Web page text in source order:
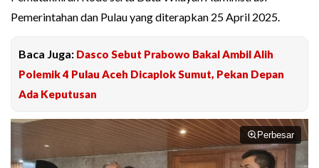
Pemerintahan dan Pulau yang diterapkan 25 April 2025.
Baca Juga: Dasco Sebut Prabowo Bakal Ambil Alih
Polemik 4 Pulau Aceh Dicaplok Sumut, Pekan Depan
Ada Keputusan
Perbesar